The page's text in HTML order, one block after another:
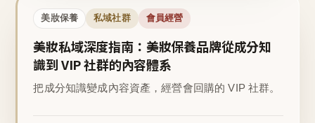
美妝保養 私域社群 會員經營
美妝私域深度指南：美妝保養品牌從成分知
識到 VIP 社群的內容體系
把成分知識變成內容資產，經營會回購的 VIP 社群。